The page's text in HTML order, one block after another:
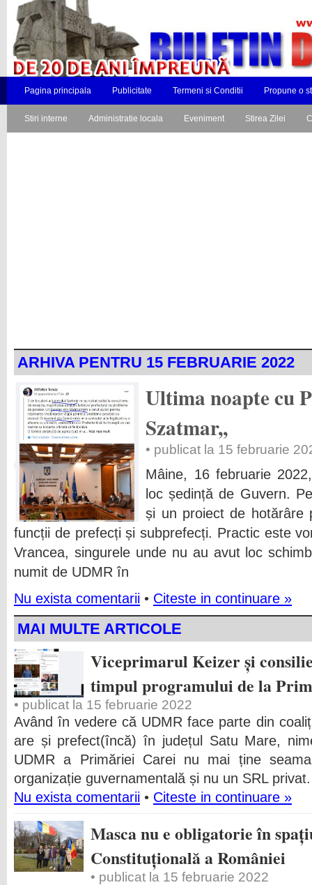
Pagina principala Publicitate Termeni si Conditii Propune o
Stiri interne Administratie locala Eveniment Stirea Zilei
ARHIVA PENTRU 15 FEBRUARIE 2022
Ultima noapte cu
Szatmar,,
• publicat la 15 februarie
Mâine, 16 februarie
loc ședință de Guvern.
și un proiect de hotărâre
funcții de prefecți și subprefecți. Practic este
Vrancea, singurele unde nu au avut loc
numit de UDMR în
Nu exista comentarii • Citeste in continuare »
MAI MULTE ARTICOLE
Viceprimarul Keizer și
timpul programului de la
• publicat la 15 februarie 2022
Având în vedere că UDMR face parte din
are și prefect(încă) în județul Satu Mare,
UDMR a Primăriei Carei nu mai ține
organizație guvernamentală și nu un SRL
Nu exista comentarii • Citeste in continuare »
Masca nu e obligatorie în
Constituțională a României
• publicat la 15 februarie 2022